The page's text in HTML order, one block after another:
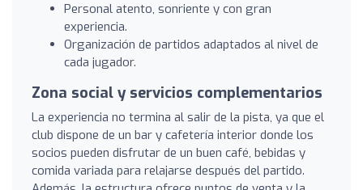
Personal atento, sonriente y con gran
experiencia.
Organización de partidos adaptados al nivel de
cada jugador.
Zona social y servicios complementarios
La experiencia no termina al salir de la pista, ya que el
club dispone de un bar y cafetería interior donde los
socios pueden disfrutar de un buen café, bebidas y
comida variada para relajarse después del partido.